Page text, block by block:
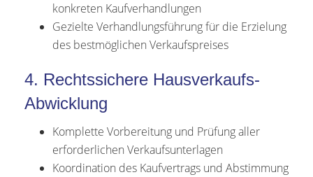
konkreten Kaufverhandlungen
Gezielte Verhandlungsführung für die Erzielung
des bestmöglichen Verkaufspreises
4. Rechtssichere Hausverkaufs-
Abwicklung
Komplette Vorbereitung und Prüfung aller
erforderlichen Verkaufsunterlagen
Koordination des Kaufvertrags und Abstimmung